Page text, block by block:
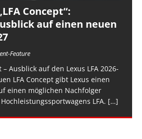
Concept“:
auf einen neuen
Feature
– Ausblick auf den Lexus LFA 2026-
LFA Concept gibt Lexus einen
einen möglichen Nachfolger
LFA. […]